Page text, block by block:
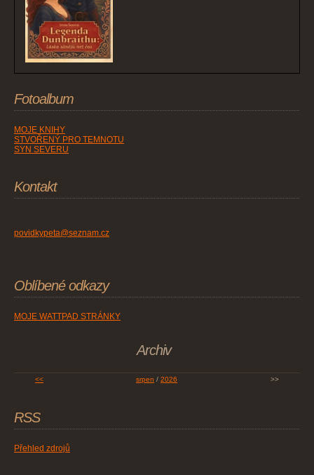
Fotoalbum
MOJE KNIHY
STVOŘENÝ PRO TEMNOTU
SYN SEVERU
Kontakt
povidkypeta@seznam.cz
Oblíbené odkazy
MOJE WATTPAD STRÁNKY
Archiv
<< srpen / 2026 >>
RSS
Přehled zdrojů